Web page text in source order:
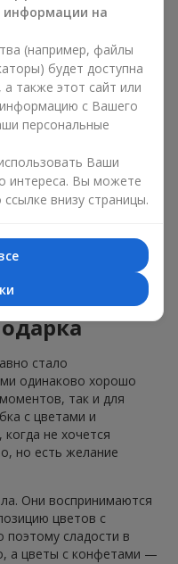
подойдёт
с цветами и
каллами,
сладостями;
тюльпановили
с конфетами
и лёгкое
сочетание цветочного
и оформим подарок —
и
лучший
стало
одинаково хорошо
так и для
с цветами и
не хочется
но есть желание
Они воспринимаются
цветов с
сладости в
а цветы с конфетами —
информации на
(например, файлы
будет доступна
также этот сайт или
с Вашего
персональные
Ваши
интереса. Вы можете
внизу страницы.